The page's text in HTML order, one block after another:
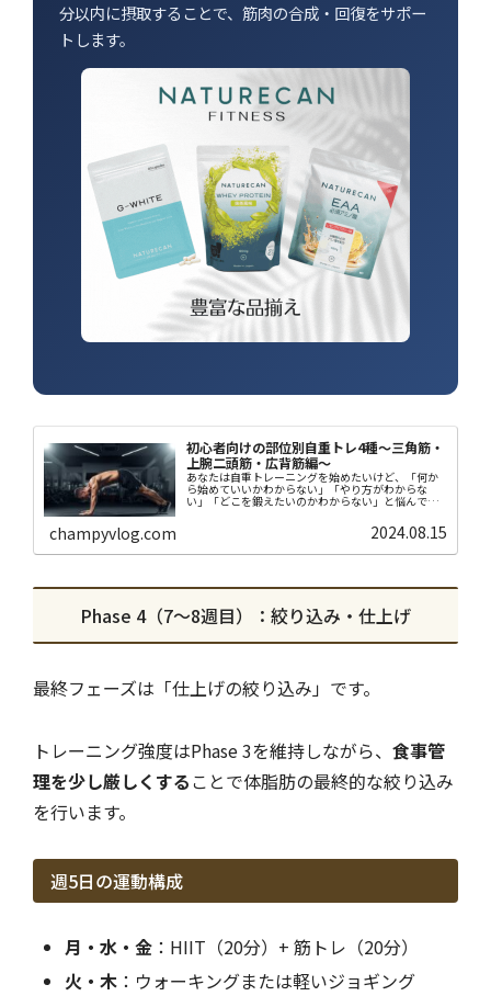
分以内に摂取することで、筋肉の合成・回復をサポー
トします。
初心者向けの部位別自重トレ4種〜三角筋・
上腕二頭筋・広背筋編〜
あなたは自重トレーニングを始めたいけど、「何か
ら始めていいかわからない」「やり方がわからな
い」「どこを鍛えたいのかわからない」と悩んでい
していないと効果が低く、継続もできません。私は
champyvlog.com 2024.08.15
Phase 4（7〜8週目）：絞り込み・仕上げ
最終フェーズは「仕上げの絞り込み」です。
トレーニング強度はPhase 3を維持しながら、 食事管
理を少し厳しくする ことで体脂肪の最終的な絞り込み
を行います。
週5日の運動構成
月・水・金 ：HIIT（20分）+ 筋トレ（20分）
火・木 ：ウォーキングまたは軽いジョギング